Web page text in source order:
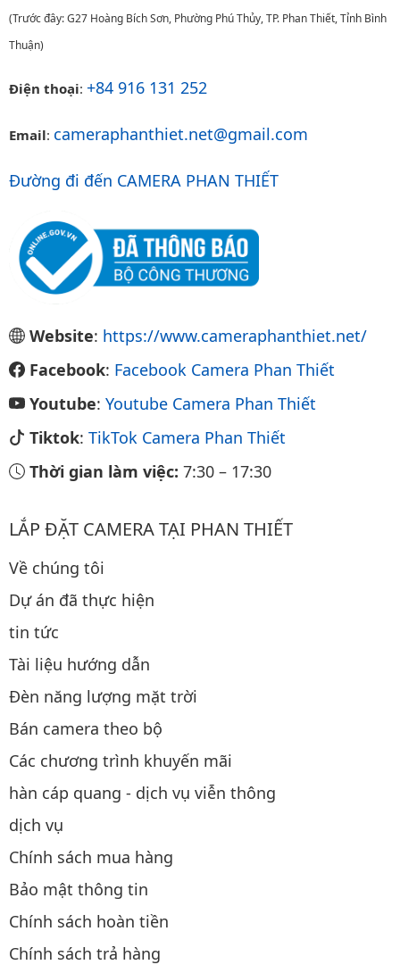
(Trước đây: G27 Hoàng Bích Sơn, Phường Phú Thủy, TP. Phan Thiết, Tỉnh Bình
Thuận)
Điện thoại: +84 916 131 252
Email: cameraphanthiet.net@gmail.com
Đường đi đến CAMERA PHAN THIẾT
Website: https://www.cameraphanthiet.net/
Facebook: Facebook Camera Phan Thiết
Youtube: Youtube Camera Phan Thiết
Tiktok: TikTok Camera Phan Thiết
Thời gian làm việc: 7:30 – 17:30
LẮP ĐẶT CAMERA TẠI PHAN THIẾT
Về chúng tôi
Dự án đã thực hiện
tin tức
Tài liệu hướng dẫn
Đèn năng lượng mặt trời
Bán camera theo bộ
Các chương trình khuyến mãi
hàn cáp quang - dịch vụ viễn thông
dịch vụ
Chính sách mua hàng
Bảo mật thông tin
Chính sách hoàn tiền
Chính sách trả hàng